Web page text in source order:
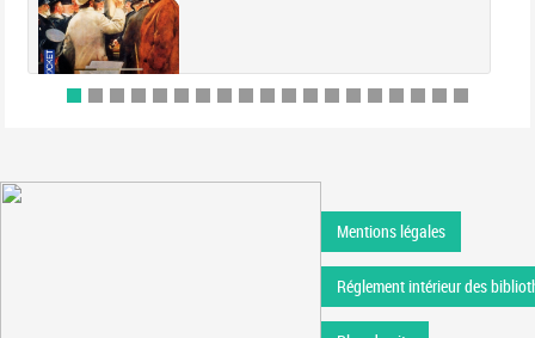
Mentions légales
Réglement intérieur des